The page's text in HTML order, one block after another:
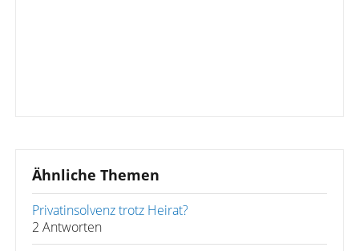
Ähnliche Themen
Privatinsolvenz trotz Heirat?
2 Antworten